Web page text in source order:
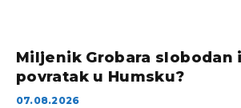
Miljenik Grobara slobodan
povratak u Humsku?
07.08.2026